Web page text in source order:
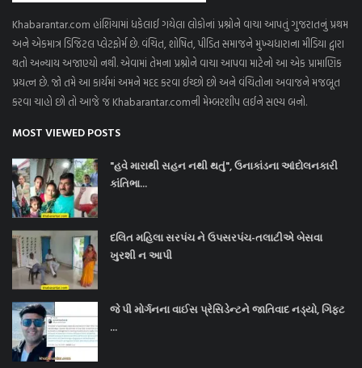
Khabarantar.com હાંશિયામાં ધકેલાઈ ગયેલા લોકોનાં પ્રશ્નોને વાચા આપતું ગુજરાતનું પ્રથમ
અને એકમાત્ર ડિજિટલ પ્લેટફોર્મ છે. વંચિત, શોષિત, પીડિત સમાજને મુખ્યધારાના મીડિયા દ્વારા
થતો અન્યાય અજાણ્યો નથી. એવામાં તેમના પ્રશ્નોને વાચા આપવા માટેનો આ એક પ્રામાણિક
પ્રયત્ન છે. જો તમે આ કાર્યમાં અમને મદદ કરવા ઈચ્છો છો અને વંચિતોના અવાજને મજબૂત
કરવા ચાહો છો તો આજે જ Khabarantar.comની મેમ્બરશીપ લઈને સભ્ય બનો.
MOST VIEWED POSTS
"હવે મારાથી સહન નથી થતું", ઉનાકાંડના આંદોલનકારી
કાંતિભા...
દલિત મહિલા સરપંચ ને ઉપસરપંચ-તલાટીએ બેસવા
ખુરશી ન આપી
જે પી મોર્ગનના વાઈસ પ્રેસિડેન્ટને જાતિવાદ નડ્યો, ગિફ્ટ
...